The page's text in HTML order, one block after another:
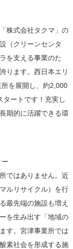
株式会社タクマ」の
（クリーンセンタ
を支える事業のた
ります。西日本エリ
を展開し、約2,000
タートです！充実し
期的に活躍できる環
ではありません。近
ルリサイクル）を行
最先端の施設も増え
を生み出す「地域の
す。宮津事業所では
素社会を形成する施